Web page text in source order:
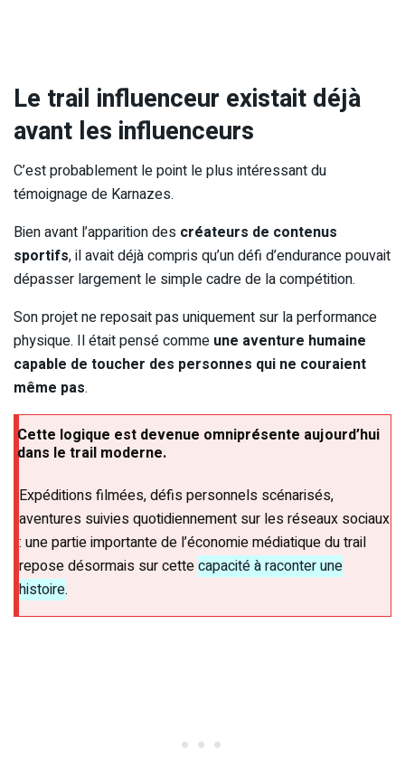
Le trail influenceur existait déjà
avant les influenceurs
C’est probablement le point le plus intéressant du
témoignage de Karnazes.
Bien avant l’apparition des créateurs de contenus
sportifs, il avait déjà compris qu’un défi d’endurance pouvait
dépasser largement le simple cadre de la compétition.
Son projet ne reposait pas uniquement sur la performance
physique. Il était pensé comme une aventure humaine
capable de toucher des personnes qui ne couraient
même pas.
Cette logique est devenue omniprésente aujourd’hui
dans le trail moderne.
Expéditions filmées, défis personnels scénarisés,
aventures suivies quotidiennement sur les réseaux sociaux
: une partie importante de l’économie médiatique du trail
repose désormais sur cettecapacité à raconter une
histoire.